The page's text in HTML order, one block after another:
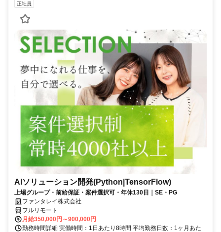
正社員
AIソリューション開発(Python|TensorFlow)
上場グループ・前給保証・案件選択可・年休130日｜SE・PG
ファンタレイ株式会社
フルリモート
月給350,000円～900,000円
勤務時間詳細 実働時間：1日あたり8時間 平均勤務日数：1ヶ月あた